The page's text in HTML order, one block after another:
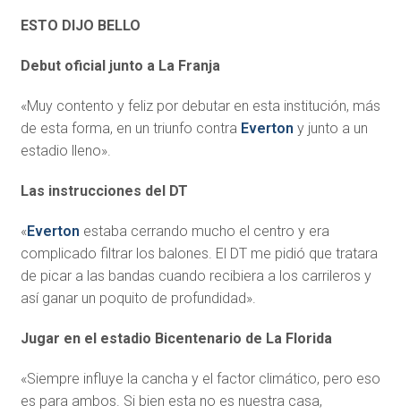
ESTO DIJO BELLO
Debut oficial junto a La Franja
«Muy contento y feliz por debutar en esta institución, más
de esta forma, en un triunfo contra Everton y junto a un
estadio lleno».
Las instrucciones del DT
«Everton estaba cerrando mucho el centro y era
complicado filtrar los balones. El DT me pidió que tratara
de picar a las bandas cuando recibiera a los carrileros y
así ganar un poquito de profundidad».
Jugar en el estadio Bicentenario de La Florida
«Siempre influye la cancha y el factor climático, pero eso
es para ambos. Si bien esta no es nuestra casa,